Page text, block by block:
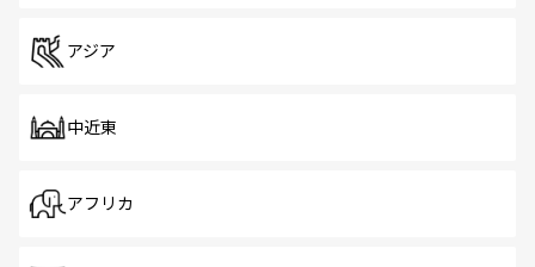
アジア
中近東
アフリカ